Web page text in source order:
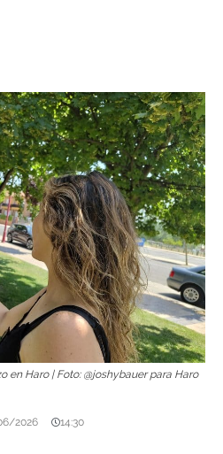
en Haro | Foto: @joshybauer para Haro
2026 14:30